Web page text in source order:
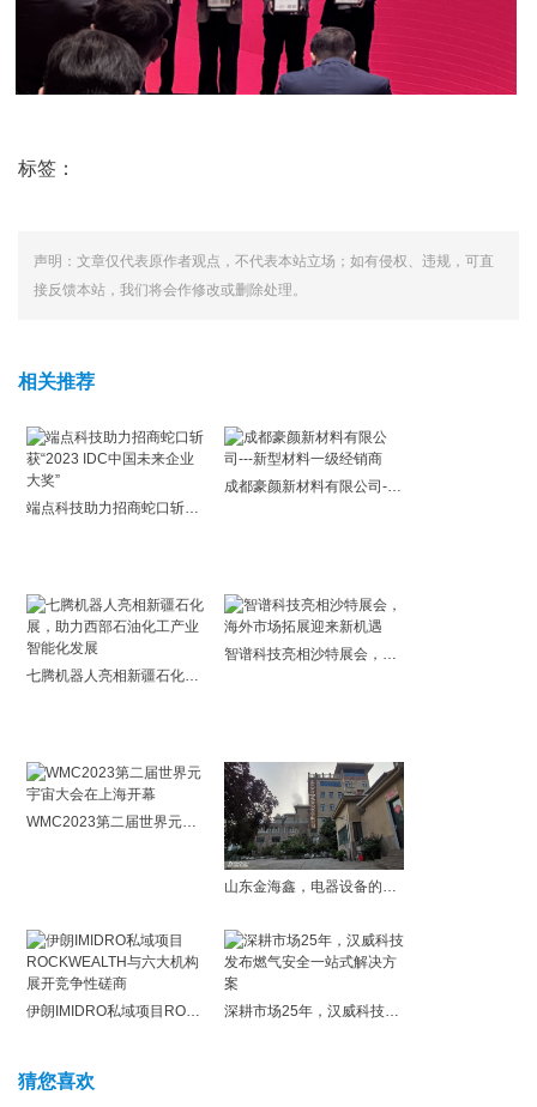
标签：
声明：文章仅代表原作者观点，不代表本站立场；如有侵权、违规，可直
接反馈本站，我们将会作修改或删除处理。
相关推荐
端点科技助力招商蛇口斩获“2023 IDC中国未来企业大奖”
成都豪颜新材料有限公司---新型材料一级经销商
七腾机器人亮相新疆石化展，助力西部石油化工产业智能化发展
智谱科技亮相沙特展会，海外市场拓展迎来新机遇
WMC2023第二届世界元宇宙大会在上海开幕
山东金海鑫，电器设备的优选品牌
伊朗IMIDRO私域项目ROCKWEALTH与六大机构展开竞争性磋商 深耕市场25年，汉威科技发布燃气安全一站式解决方案
猜您喜欢